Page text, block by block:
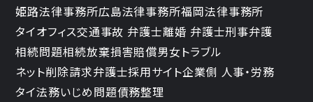
姫路法律事務所広島法律事務所福岡法律事務所
タイオフィス交通事故 弁護士離婚 弁護士刑事弁護
相続問題相続放棄損害賠償男女トラブル
ネット削除請求弁護士採用サイト企業側 人事・労務
タイ法務いじめ問題債務整理